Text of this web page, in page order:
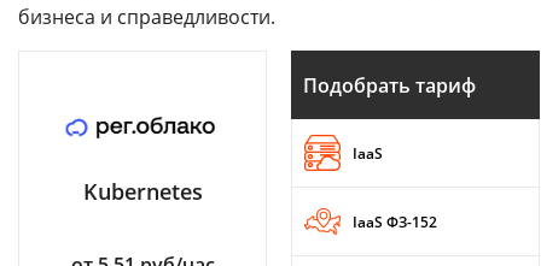
бизнеса и справедливости.
Kubernetes
Подобрать тариф
IaaS
IaaS ФЗ-152